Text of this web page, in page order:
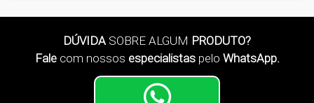
DÚVIDA SOBRE ALGUM PRODUTO?
Falecom nossos especialistaspelo WhatsApp.